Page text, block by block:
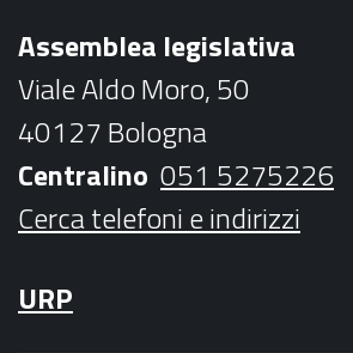
k
a
m
b
e
Assemblea legislativa
Viale Aldo Moro, 50
40127 Bologna
Centralino 051 5275226
Cerca telefoni e indirizzi
URP